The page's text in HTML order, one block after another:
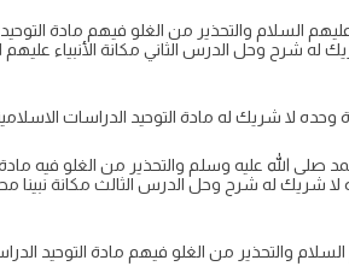
السلام والتحذير من الغلو فيهم مادة
الله عليه وسلم والتحذير من الغلو فيه
شريك له شرح وحل الدرس الثالث مكانة نبينا